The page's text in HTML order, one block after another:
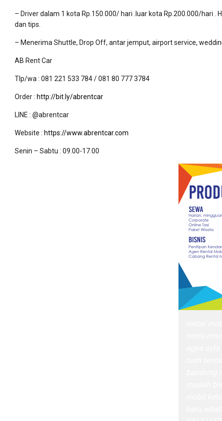
– Driver dalam 1 kota Rp.150.000/ hari .luar kota Rp.200.000/hari
dan tips.
– Menerima Shuttle, Drop Off, antar jemput, airport service,
AB Rent Car
Tlp/wa : 081 221 533 784 / 081 80 777 3784
Order : http://bit.ly/abrentcar
LINE : @abrentcar
Website : https://www.abrentcar.com
Senin – Sabtu : 09.00-17.00